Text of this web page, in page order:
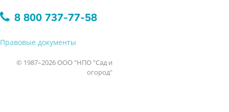
8 800 737-77-58
Правовые документы
© 1987–2026 ООО "НПО "Сад и
огород"